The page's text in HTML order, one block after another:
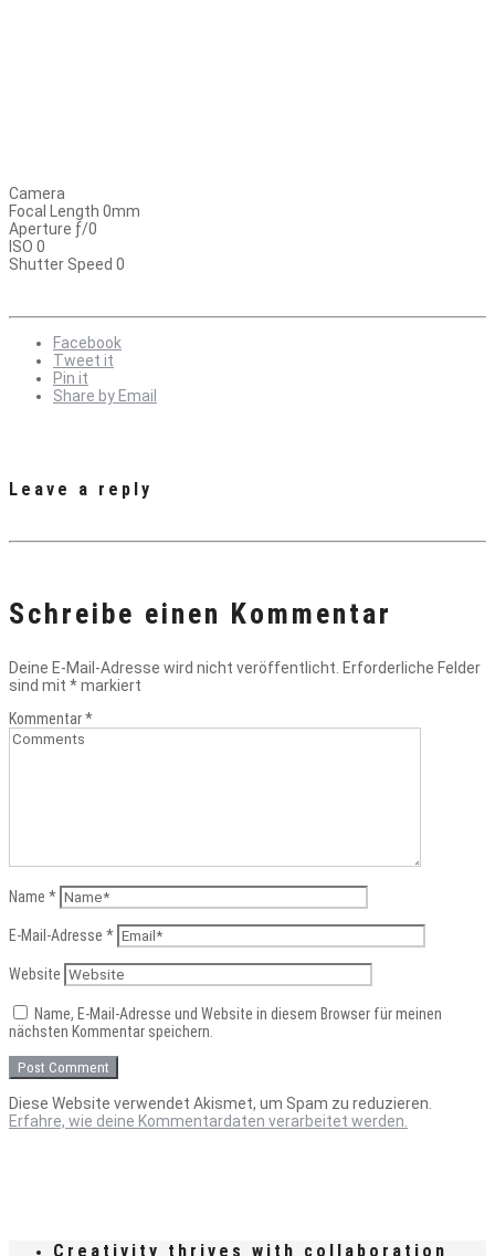
Camera
Focal Length 0mm
Aperture ƒ/0
ISO 0
Shutter Speed 0
Facebook
Tweet it
Pin it
Share by Email
Leave a reply
Schreibe einen Kommentar
Deine E-Mail-Adresse wird nicht veröffentlicht. Erforderliche Felder
sind mit *markiert
Kommentar*
Name *
E-Mail-Adresse *
Website
Name, E-Mail-Adresse und Website in diesem Browser für meinen
nächsten Kommentar speichern.
Diese Website verwendet Akismet, um Spam zu reduzieren.
Erfahre, wie deine Kommentardaten verarbeitet werden.
Creativity thrives with collaboration